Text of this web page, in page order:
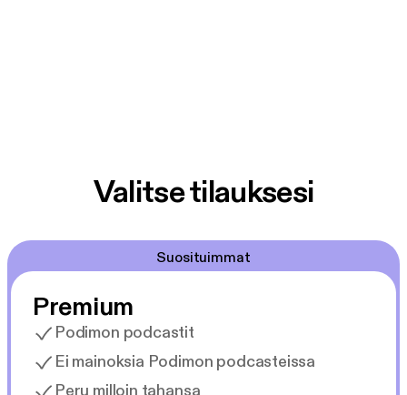
Valitse tilauksesi
Suosituimmat
Premium
Podimon podcastit
Ei mainoksia Podimon podcasteissa